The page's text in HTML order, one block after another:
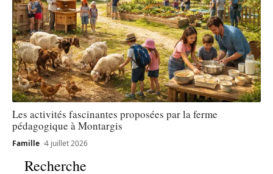
Les activités fascinantes proposées par la ferme
pédagogique à Montargis
Famille 4 juillet 2026
Recherche